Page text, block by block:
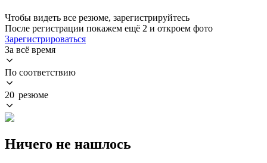
Чтобы видеть все резюме, зарегистрируйтесь
После регистрации покажем ещё 2 и откроем фото
Зарегистрироваться
За всё время
По соответствию
20 резюме
Ничего не нашлось